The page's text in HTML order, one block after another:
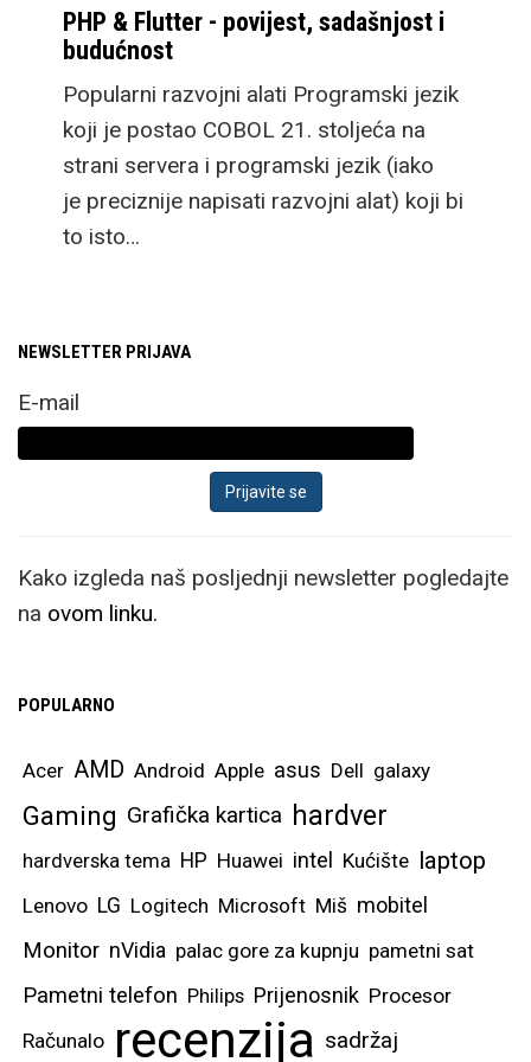
PHP & Flutter - povijest, sadašnjost i
budućnost
Popularni razvojni alati Programski jezik
koji je postao COBOL 21. stoljeća na
strani servera i programski jezik (iako
je preciznije napisati razvojni alat) koji bi
to isto…
NEWSLETTER PRIJAVA
E-mail
Kako izgleda naš posljednji newsletter pogledajte
na ovom linku.
POPULARNO
Acer AMD Android Apple asus Dell galaxy
Gaming Grafička kartica hardver
hardverska tema HP Huawei intel Kućište laptop
Lenovo LG Logitech Microsoft Miš mobitel
Monitor nVidia palac gore za kupnju pametni sat
Pametni telefon Philips Prijenosnik Procesor
Računalo recenzija sadržaj